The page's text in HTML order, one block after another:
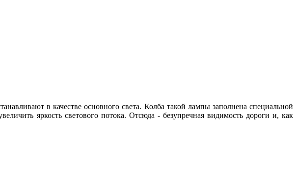
в качестве основного света. Колба такой лампы заполнена специальной
яркость светового потока. Отсюда - безупречная видимость дороги и, как